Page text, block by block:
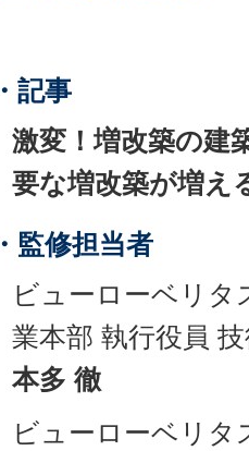
・記事
激変！増改築の建
要な増改築が増え
・監修担当者
ビューローベリタ
業本部 執行役員
本多 徹
ビューローベリタ